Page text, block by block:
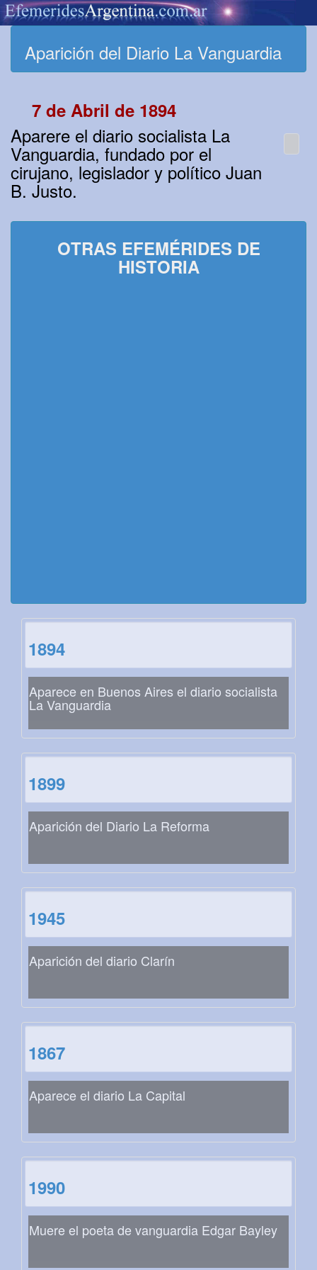
Aparición del Diario La Vanguardia
7 de Abril de 1894
Aparere el diario socialista La
Vanguardia, fundado por el
cirujano, legislador y político Juan
B. Justo.
OTRAS EFEMÉRIDES DE
HISTORIA
1894
Aparece en Buenos Aires el diario socialista
La Vanguardia
1899
Aparición del Diario La Reforma
1945
Aparición del diario Clarín
1867
Aparece el diario La Capital
1990
Muere el poeta de vanguardia Edgar Bayley